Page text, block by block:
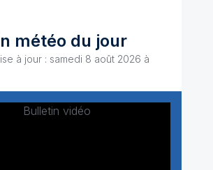
météo du jour
à jour : samedi 8 août 2026 à
Bulletin vidéo